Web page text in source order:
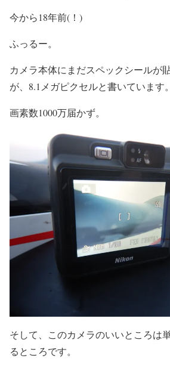
今から18年前(！)
ふっるー。
カメラ本体にまだスペックシールが
が、8.1メガピクセルと書いています。
画素数1000万届かず。
そして、このカメラのいいところは
るところです。